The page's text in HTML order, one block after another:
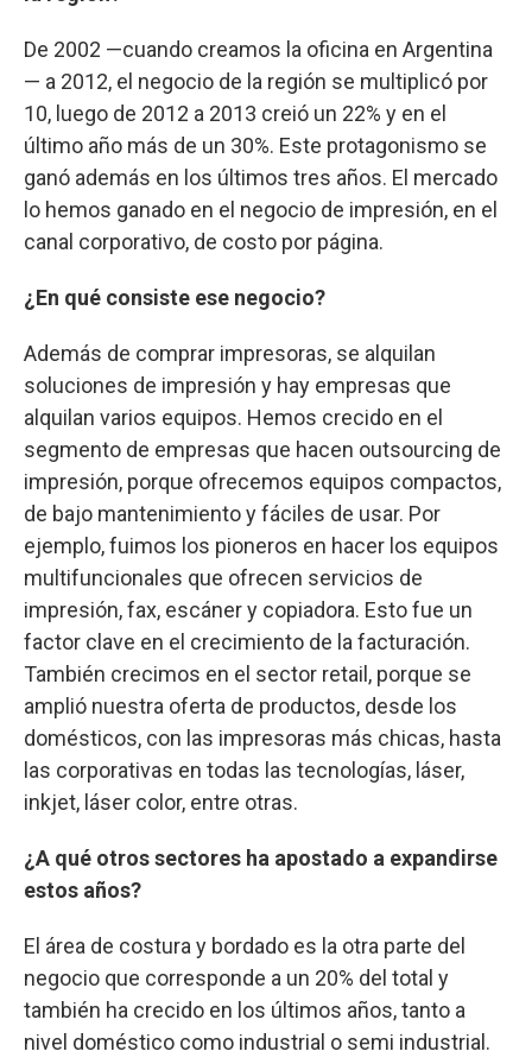
De 2002 —cuando creamos la oficina en Argentina
— a 2012, el negocio de la región se multiplicó por
10, luego de 2012 a 2013 creió un 22% y en el
último año más de un 30%. Este protagonismo se
ganó además en los últimos tres años. El mercado
lo hemos ganado en el negocio de impresión, en el
canal corporativo, de costo por página.
¿En qué consiste ese negocio?
Además de comprar impresoras, se alquilan
soluciones de impresión y hay empresas que
alquilan varios equipos. Hemos crecido en el
segmento de empresas que hacen outsourcing de
impresión, porque ofrecemos equipos compactos,
de bajo mantenimiento y fáciles de usar. Por
ejemplo, fuimos los pioneros en hacer los equipos
multifuncionales que ofrecen servicios de
impresión, fax, escáner y copiadora. Esto fue un
factor clave en el crecimiento de la facturación.
También crecimos en el sector retail, porque se
amplió nuestra oferta de productos, desde los
domésticos, con las impresoras más chicas, hasta
las corporativas en todas las tecnologías, láser,
inkjet, láser color, entre otras.
¿A qué otros sectores ha apostado a expandirse
estos años?
El área de costura y bordado es la otra parte del
negocio que corresponde a un 20% del total y
también ha crecido en los últimos años, tanto a
nivel doméstico como industrial o semi industrial.